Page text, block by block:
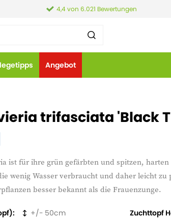
4,4 von 6.021 Bewertungen
Angebot
trifasciata 'Black
ist für ihre grün gefärbten und spitzen,
wenig Wasser verbraucht und daher leicht
besser bekannt als die Frauenzunge.
50 Zuchttopf